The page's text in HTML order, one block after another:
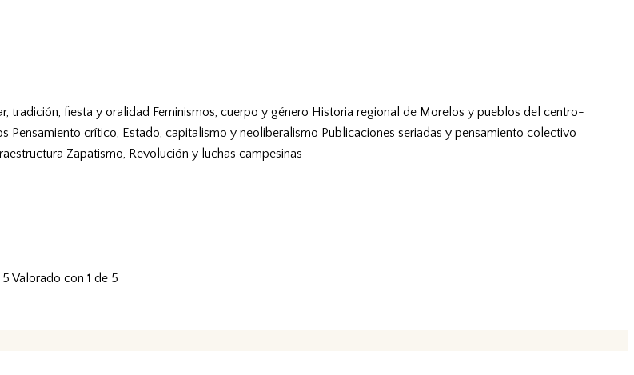
tradición, fiesta y oralidad Feminismos, cuerpo y género Historia regional de Morelos y pueblos del centro-
Pensamiento crítico, Estado, capitalismo y neoliberalismo Publicaciones seriadas y pensamiento colectivo
Zapatismo, Revolución y luchas campesinas
Valorado con 1 de 5